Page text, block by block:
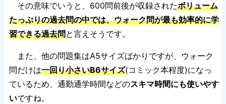
その意味でいうと、600問前後が収録されたボリューム
たっぷりの過去問の中では、ウォーク問が最も効率的に学
習できる過去問と言えそうです。
また、他の問題集はA5サイズばかりですが、ウォーク
問だけは一回り小さいB6サイズ(コミック本程度)になっ
ているため、通勤通学時間などのスキマ時間にも使いやす
いですね。